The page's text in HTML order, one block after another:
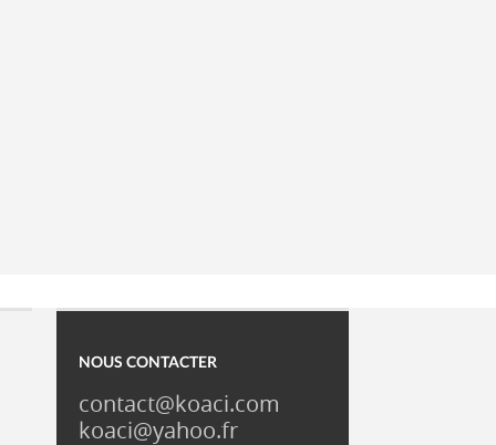
NOUS CONTACTER
contact@koaci.com
koaci@yahoo.fr